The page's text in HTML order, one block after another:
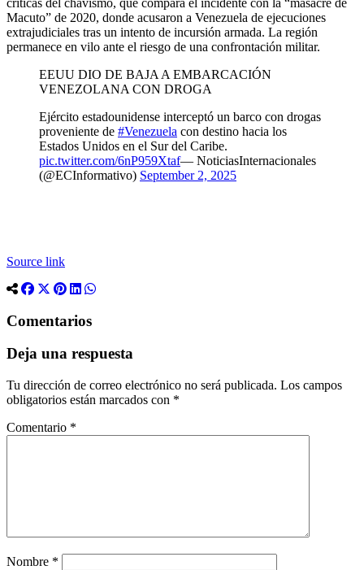
críticas del chavismo, que compara el incidente con la “masacre de
Macuto” de 2020, donde acusaron a Venezuela de ejecuciones
extrajudiciales tras un intento de incursión armada. La región
permanece en vilo ante el riesgo de una confrontación militar.
EEUU DIO DE BAJA A EMBARCACIÓN
VENEZOLANA CON DROGA
Ejército estadounidense interceptó un barco con drogas
proveniente de #Venezuela con destino hacia los
Estados Unidos en el Sur del Caribe.
pic.twitter.com/6nP959Xtaf— NoticiasInternacionales
(@ECInformativo) September 2, 2025
Source link
Comentarios
Deja una respuesta
Tu dirección de correo electrónico no será publicada. Los campos
obligatorios están marcados con *
Comentario *
Nombre *